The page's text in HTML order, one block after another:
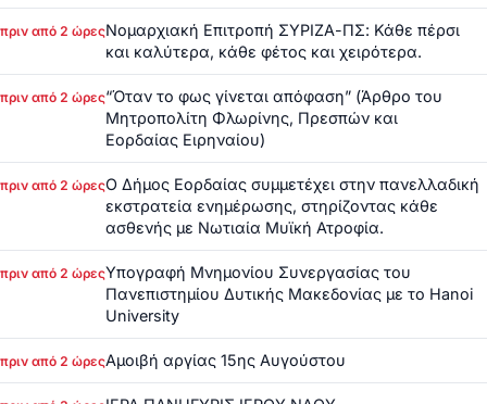
πριν από 2 ώρεςΝομαρχιακή Επιτροπή ΣΥΡΙΖΑ-ΠΣ: Κάθε πέρσι
και καλύτερα, κάθε φέτος και χειρότερα.
πριν από 2 ώρες“Όταν το φως γίνεται απόφαση” (Άρθρο του
Μητροπολίτη Φλωρίνης, Πρεσπών και
Εορδαίας Ειρηναίου)
πριν από 2 ώρεςΟ Δήμος Εορδαίας συμμετέχει στην πανελλαδική
εκστρατεία ενημέρωσης, στηρίζοντας κάθε
ασθενής με Νωτιαία Μυϊκή Ατροφία.
πριν από 2 ώρεςΥπογραφή Μνημονίου Συνεργασίας του
Πανεπιστημίου Δυτικής Μακεδονίας με το Hanoi
University
πριν από 2 ώρεςΑμοιβή αργίας 15ης Αυγούστου